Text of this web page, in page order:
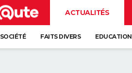
ACTUALITÉS
SOCIÉTÉ FAITS DIVERS EDUCATION